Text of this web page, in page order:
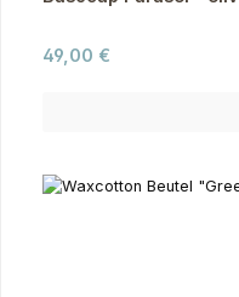
Regulärer Preis:
49,00 €